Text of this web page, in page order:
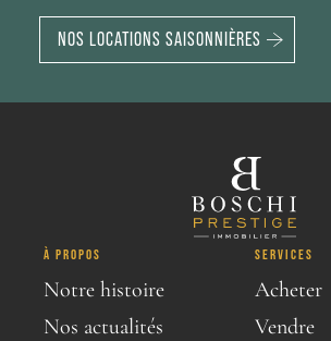
NOS LOCATIONS SAISONNIÈRES
À PROPOS
Notre histoire
Nos actualités
SERVICES
Acheter
Vendre